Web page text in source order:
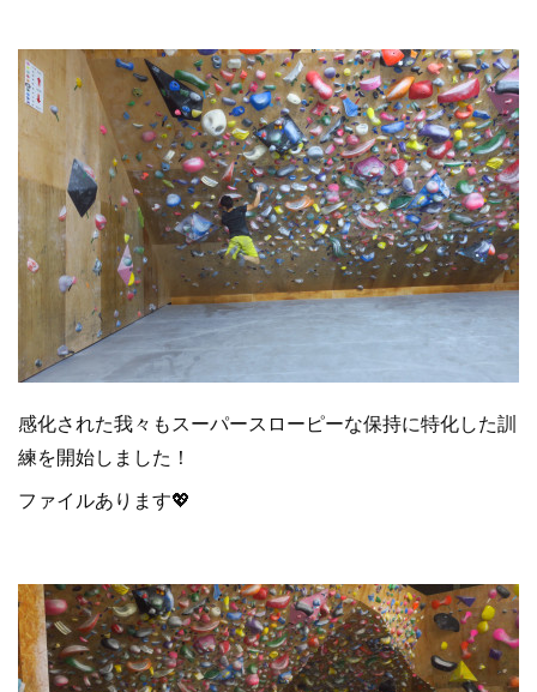
感化された我々もスーパースローピーな保持に特化した訓
練を開始しました！
ファイルあります💖